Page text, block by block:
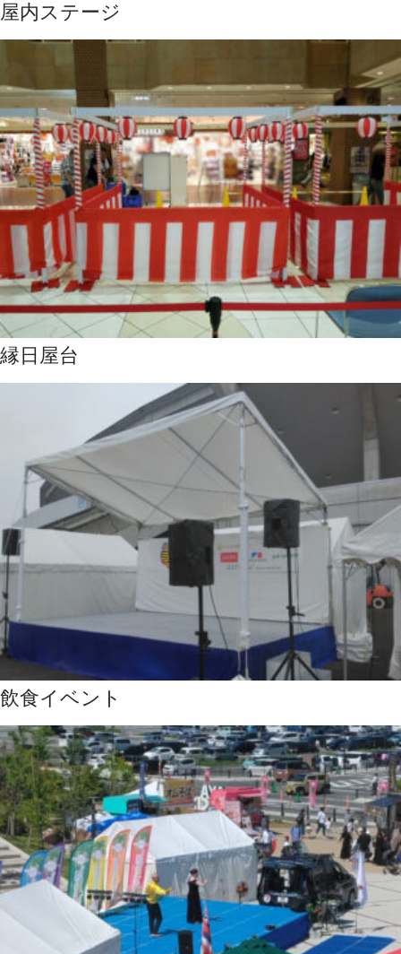
屋内ステージ
縁日屋台
飲食イベント